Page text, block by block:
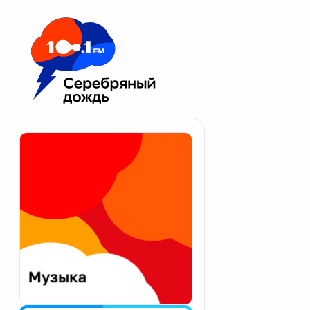
Москва 100.1 FM
Апатиты
Екатеринбург
Калининград
Калуга